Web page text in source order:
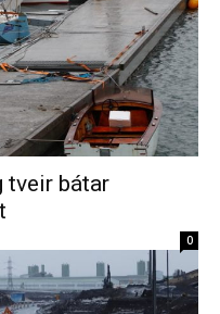
tveir bátar
0